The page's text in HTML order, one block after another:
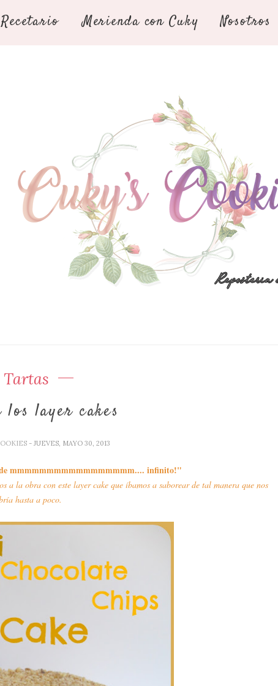
Recetario Merienda con Cuky Nosotros
Tartas
los layer cakes
- JUEVES, MAYO 30, 2013
mmmmmmmmmmmmmmmmm.... infinito!"
a la obra con este layer cake que íbamos a saborear de tal manera que nos
hasta a poco.